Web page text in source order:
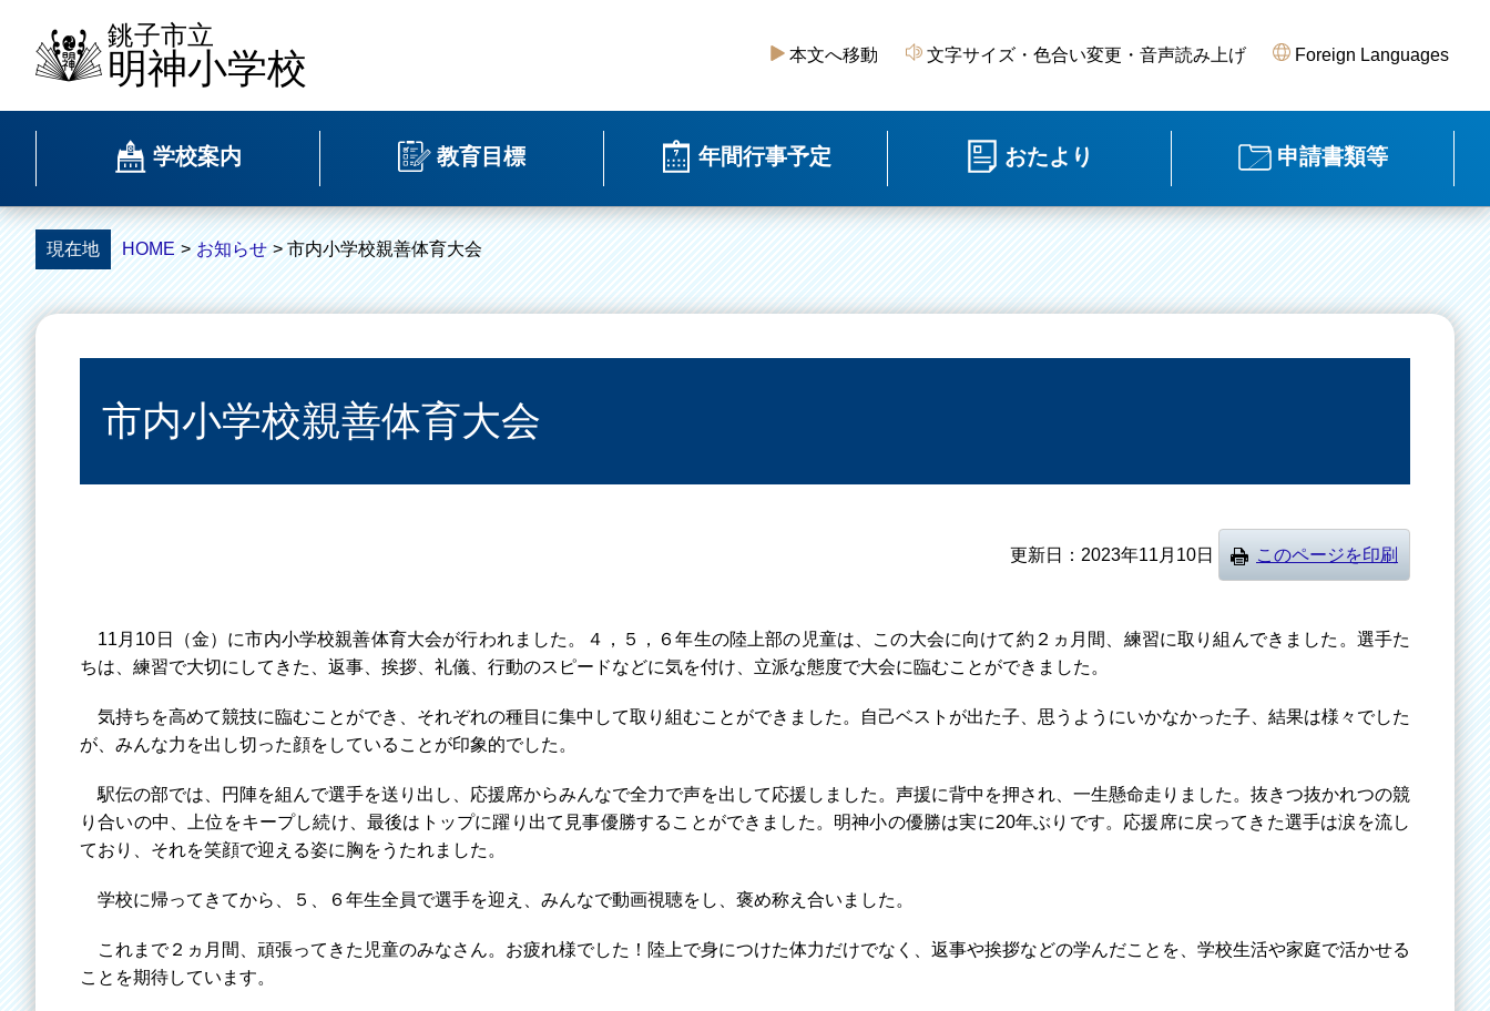
銚子市立
明神小学校 本文へ移動 文字サイズ・色合い変更・音声読み上げ Foreign Languages
学校案内 教育目標 年間行事予定 おたより 申請書類等
現在地 HOME > お知らせ > 市内小学校親善体育大会
市内小学校親善体育大会
更新日 2023年11月10日 このページを印刷
11月10日（金）に市内小学校親善体育大会が行われました。４，５，６年生の陸上部の児童は、この大会に向けて約２ヵ月間、練習に取り組んできました。選手た
ちは、練習で大切にしてきた、返事、挨拶、礼儀、行動のスピードなどに気を付け、立派な態度で大会に臨むことができました。
気持ちを高めて競技に臨むことができ、それぞれの種目に集中して取り組むことができました。自己ベストが出た子、思うようにいかなかった子、結果は様々でした
が、みんな力を出し切った顔をしていることが印象的でした。
駅伝の部では、円陣を組んで選手を送り出し、応援席からみんなで全力で声を出して応援しました。声援に背中を押され、一生懸命走りました。抜きつ抜かれつの競
り合いの中、上位をキープし続け、最後はトップに躍り出て見事優勝することができました。明神小の優勝は実に20年ぶりです。応援席に戻ってきた選手は涙を流し
ており、それを笑顔で迎える姿に胸をうたれました。
学校に帰ってきてから、５、６年生全員で選手を迎え、みんなで動画視聴をし、褒め称え合いました。
これまで２ヵ月間、頑張ってきた児童のみなさん。お疲れ様でした！陸上で身につけた体力だけでなく、返事や挨拶などの学んだことを、学校生活や家庭で活かせる
ことを期待しています。